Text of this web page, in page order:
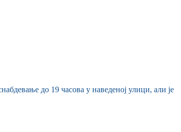
до 19 часова у наведеној улици, али је